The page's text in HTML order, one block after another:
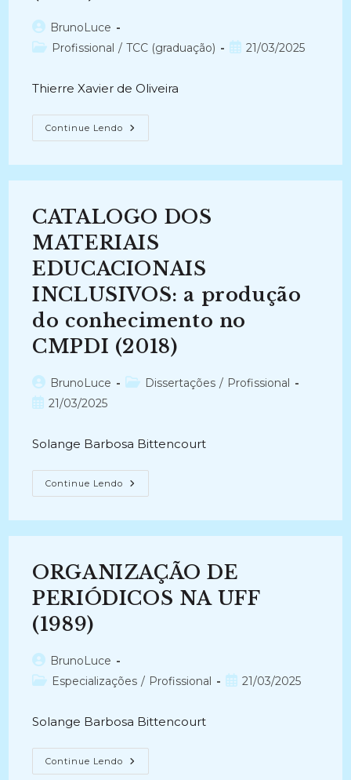
Autor
do
BrunoLuce
Categoria
Profissional / TCC (graduação)
Post21/03/2025
Thierre Xavier de Oliveira
Continue Lendo PLANO
DE
FINANCEIROS:
Caso
Da
Empresa
Alfa
(2014)
CATALOGO DOS
MATERIAIS
EDUCACIONAIS
INCLUSIVOS: a produção
do conhecimento no
CMPDI (2018)
Autor
do
BrunoLuce
Categoria
Dissertações / Profissional
Post21/03/2025
Solange Barbosa Bittencourt
Continue Lendo CATALOGO
DOS
A
Conhecimento
No
CMPDI
(2018)
ORGANIZAÇÃO DE
PERIÓDICOS NA UFF
(1989)
Autor
do
BrunoLuce
Categoria
Especializações / Profissional
Post21/03/2025
Solange Barbosa Bittencourt
Continue Lendo ORGANIZAÇÃO
DE